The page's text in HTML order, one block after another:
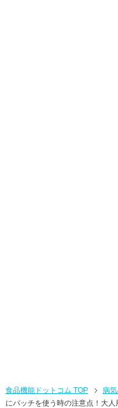
食品機能ドットコム TOP 病
にパッチを使う時の注意点！大人